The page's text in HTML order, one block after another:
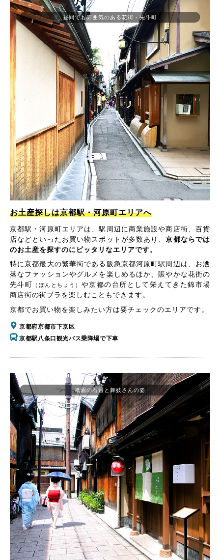
昼間でも雰囲気のある花街・先斗町
お土産探しは京都駅・河原町エリアへ
京都駅・河原町エリアは、駅周辺に商業施設や商店街、百貨
店などといったお買い物スポットが多数あり、京都ならでは
のお土産を探すのにピッタリなエリアです。
特に京都最大の繁華街である阪急京都河原町駅周辺は、お洒
落なファッションやグルメを楽しめるほか、賑やかな花街の
先斗町
（ぽんとちょう） や京都の台所として栄えてきた錦市場
商店街の街ブラを楽しむこともできます。
京都でお買い物を楽しみたい方は要チェックのエリアです。
京都府京都市下京区
京都駅八条口観光バス乗降場で下車
祇園の石畳と舞妓さんの姿